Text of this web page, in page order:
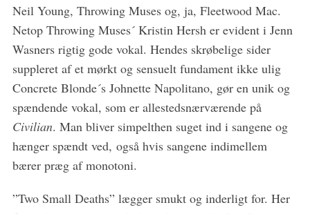
Neil Young, Throwing Muses og, ja, Fleetwood Mac.
Netop Throwing Muses´ Kristin Hersh er evident i Jenn
Wasners rigtig gode vokal. Hendes skrøbelige sider
suppleret af et mørkt og sensuelt fundament ikke ulig
Concrete Blonde´s Johnette Napolitano, gør en unik og
spændende vokal, som er allestedsnærværende på
Civilian. Man bliver simpelthen suget ind i sangene og
hænger spændt ved, også hvis sangene indimellem
bærer præg af monotoni.
”Two Small Deaths” lægger smukt og inderligt for. Her
r
c
h
f
r
: